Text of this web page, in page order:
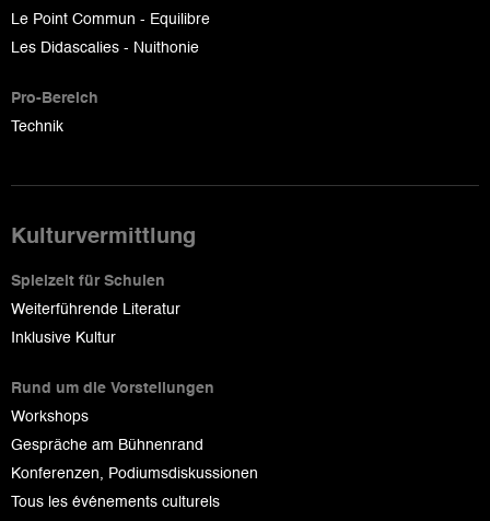
Le Point Commun - Equilibre
Les Didascalies - Nuithonie
Pro-Bereich
Technik
Kulturvermittlung
Spielzeit für Schulen
Weiterführende Literatur
Inklusive Kultur
Rund um die Vorstellungen
Workshops
Gespräche am Bühnenrand
Konferenzen, Podiumsdiskussionen
Tous les événements culturels